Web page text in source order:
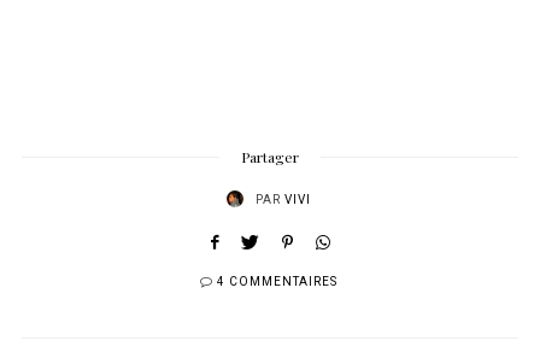
Partager
PAR VIVI
4 COMMENTAIRES